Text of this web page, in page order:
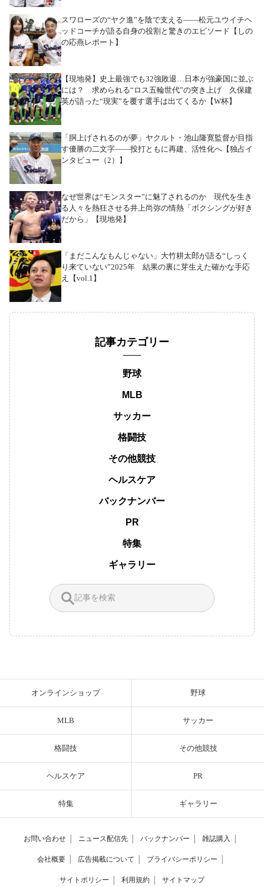
スワローズの“ヤク進”を陰で支える――松元ユウイチヘ
ッドコーチが語る自身の役割と驚きのエピソード【しの
の応燕レポート】
【現地発】史上最強でも32強敗退…日本が強豪国に並ぶ
には？ 求められる“ロス五輪世代”の突き上げ 久保建
英が語った“現実”を覆す選手は出てくるか【W杯】
「胴上げされるのが夢」ヤクルト・池山隆寛監督が目指
す優勝の二文字――投打ともに再建、活性化へ【独占イ
ンタビュー（2）】
なぜ世界は“モンスター”に魅了されるのか 現代を生き
る人々を熱狂させる井上尚弥の情熱「ボクシングが好き
だから」【現地発】
「まだこんなもんじゃない」大竹耕太郎が語る“しっく
り来ていない”2025年 結果の裏に芽生えた確かな手応
え【vol.1】
記事カテゴリー
野球
MLB
サッカー
格闘技
その他競技
ヘルスケア
バックナンバー
PR
特集
ギャラリー
オンラインショップ 野球
MLB サッカー
格闘技 その他競技
ヘルスケア PR
特集 ギャラリー
お問い合わせ ニュース配信先 バックナンバー 雑誌購入
会社概要 広告掲載について プライバシーポリシー
サイトポリシー 利用規約 サイトマップ